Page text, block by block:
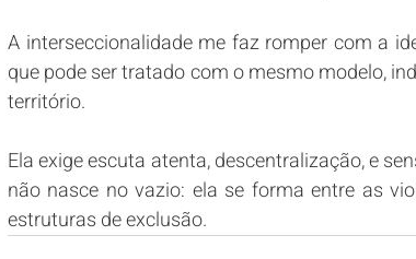
A interseccionalidade me faz romper com a
que pode ser tratado com o mesmo modelo,
território.
Ela exige escuta atenta, descentralização, e
não nasce no vazio: ela se forma entre as
estruturas de exclusão.